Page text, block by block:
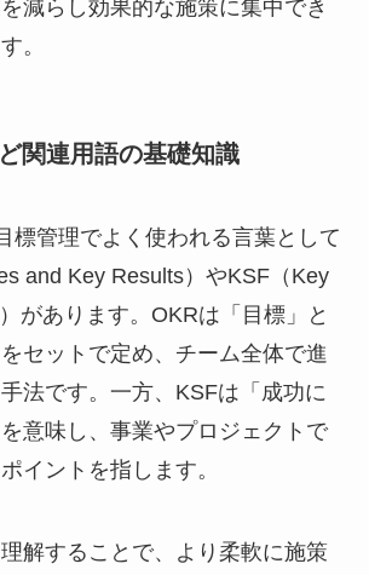
減らし効果的な施策に集中でき
。
関連用語の基礎知識
標管理でよく使われる言葉として
and Key Results）やKSF（Key
があります。OKRは「目標」と
をセットで定め、チーム全体で進
法です。一方、KSFは「成功に
意味し、事業やプロジェクトで
イントを指します。
解することで、より柔軟に施策